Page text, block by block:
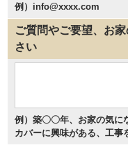
例）info@xxxx.com
ご質問やご要望、お
さい
例）築〇〇年、お家の気に
カバーに興味がある、工事